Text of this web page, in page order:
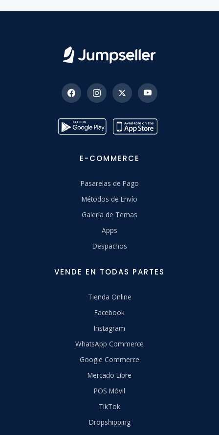
E-COMMERCE
Pasarelas de Pago
Métodos de Envío
Galería de Temas
Apps
Despachos
VENDE EN TODAS PARTES
Tienda Online
Facebook
Instagram
WhatsApp Commerce
Google Commerce
Mercado Libre
POS Móvil
TikTok
Dropshipping